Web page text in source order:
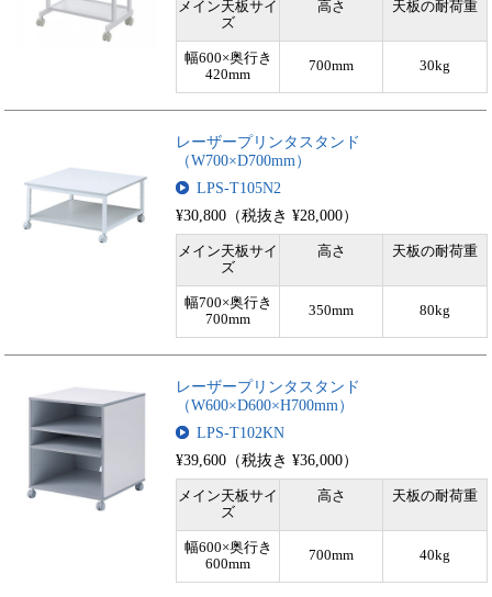
メイン天板サイ
ズ
高さ 天板の耐荷重
幅600×奥行き
420mm
700mm 30kg
レーザープリンタスタンド
（W700×D700mm）
LPS-T105N2
¥30,800（税抜き ¥28,000）
メイン天板サイ
ズ
高さ 天板の耐荷重
幅700×奥行き
700mm
350mm 80kg
レーザープリンタスタンド
（W600×D600×H700mm）
LPS-T102KN
¥39,600（税抜き ¥36,000）
メイン天板サイ
ズ
高さ 天板の耐荷重
幅600×奥行き
600mm
700mm 40kg